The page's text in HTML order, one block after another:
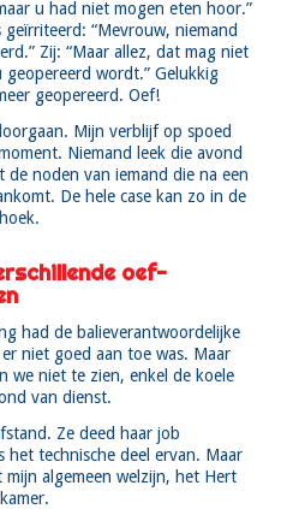
u had niet mogen eten hoor.”
“Mevrouw, niemand
Zij: “Maar allez, dat mag niet
geopereerd wordt.” Gelukkig
geopereerd. Oef!
Mijn verblijf op spoed
Niemand leek die avond
noden van iemand die na een
De hele case kan zo in de
oef-
had de balieverantwoordelijke
niet goed aan toe was. Maar
we niet te zien, enkel de koele
van dienst.
Ze deed haar job
technische deel ervan. Maar
mijn algemeen welzijn, het Hert